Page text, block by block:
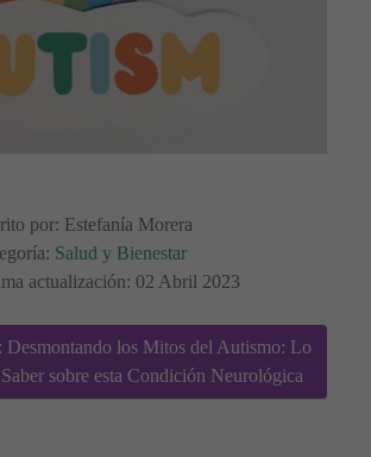
por: Estefanía Morera
Salud y Bienestar
actualización: 02 Abril 2023
Desmontando los Mitos del Autismo: Lo
sobre esta Condición Neurológica